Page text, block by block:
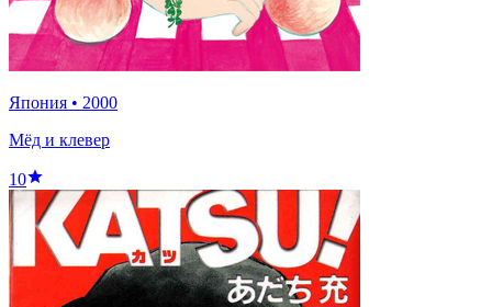
Япония • 2000
Мёд и клевер
10